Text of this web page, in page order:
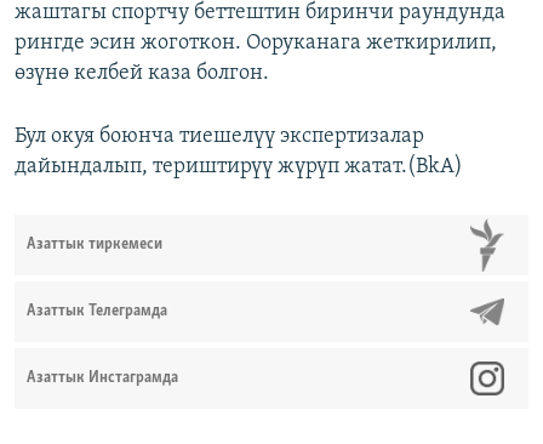
жаштагы спортчу беттештин биринчи раундунда
рингде эсин жоготкон. Ооруканага жеткирилип,
өзүнө келбей каза болгон.
Бул окуя боюнча тиешелүү экспертизалар
дайындалып, териштирүү жүрүп жатат.(BkA)
Азаттык тиркемеси
Азаттык Телеграмда
Азаттык Инстаграмда